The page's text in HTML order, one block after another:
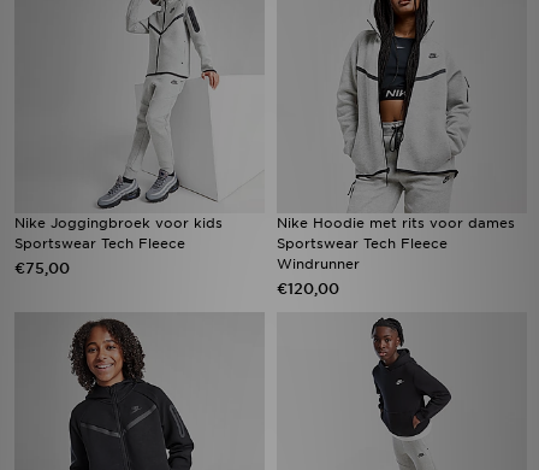
Nike Joggingbroek voor kids
Sportswear Tech Fleece
€75,00
Nike Hoodie met rits voor dames
Sportswear Tech Fleece
Windrunner
€120,00